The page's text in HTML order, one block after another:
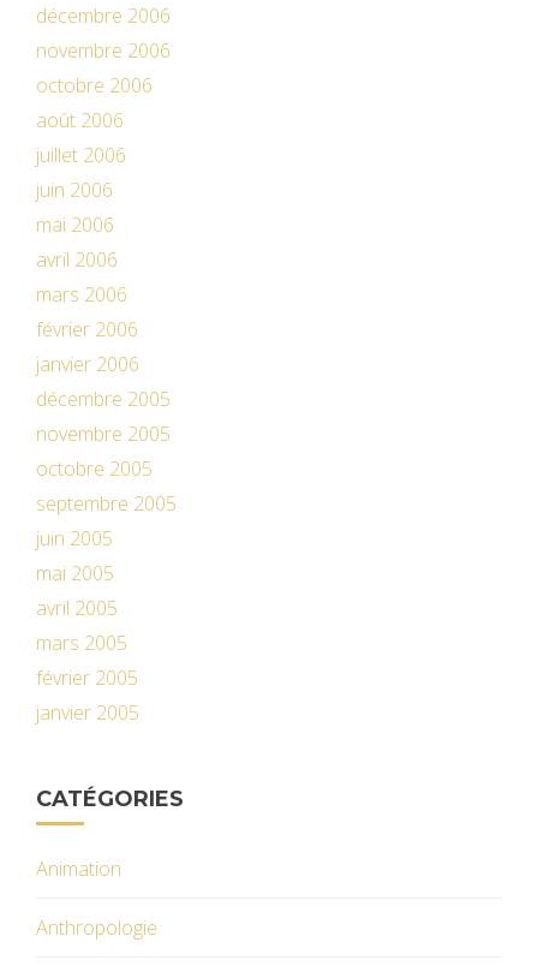
décembre 2006
novembre 2006
octobre 2006
août 2006
juillet 2006
juin 2006
mai 2006
avril 2006
mars 2006
février 2006
janvier 2006
décembre 2005
novembre 2005
octobre 2005
septembre 2005
juin 2005
mai 2005
avril 2005
mars 2005
février 2005
janvier 2005
CATÉGORIES
Animation
Anthropologie